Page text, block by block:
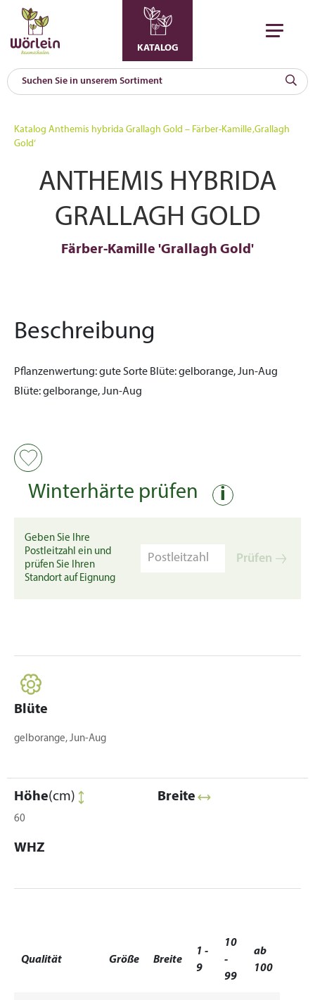
KATALOG
Katalog Anthemis hybrida Grallagh Gold – Färber-Kamille ‚Grallagh
Gold‘
ANTHEMIS HYBRIDA
GRALLAGH GOLD
Färber-Kamille 'Grallagh Gold'
Beschreibung
Pflanzenwertung:gute Sorte Blüte:gelborange, Jun-Aug
Blüte:gelborange, Jun-Aug
Winterhärte prüfen i
Geben Sie Ihre
Postleitzahl ein und
prüfen Sie Ihren
Standort auf Eignung
Prüfen
Blüte
gelborange, Jun-Aug
Höhe(cm)
60
Breite
WHZ
Qualität Größe Breite
1 -
9
10
-
99
ab
100